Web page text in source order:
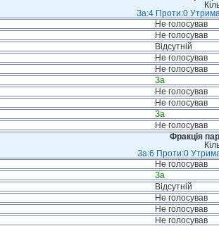
За:4 Проти:0
Не голосував
Не голосував
Відсутній
Не голосував
Не голосував
За
Не голосував
Не голосував
За
Не голосував
Фракція
За:6 Проти:0
Не голосував
За
Відсутній
Не голосував
Не голосував
Не голосував